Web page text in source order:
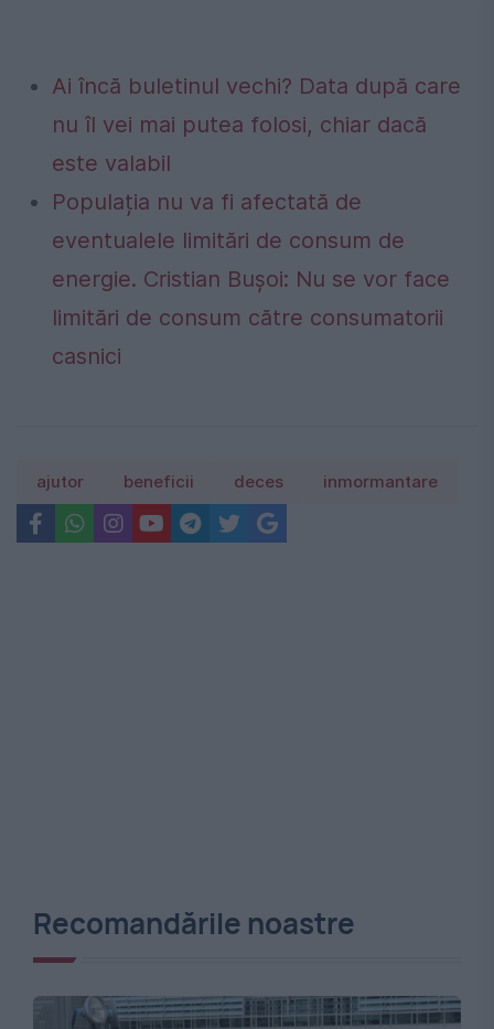
Ai încă buletinul vechi? Data după care
nu îl vei mai putea folosi, chiar dacă
este valabil
Populația nu va fi afectată de
eventualele limitări de consum de
energie. Cristian Bușoi: Nu se vor face
limitări de consum către consumatorii
casnici
ajutor beneficii deces inmormantare
Recomandările noastre